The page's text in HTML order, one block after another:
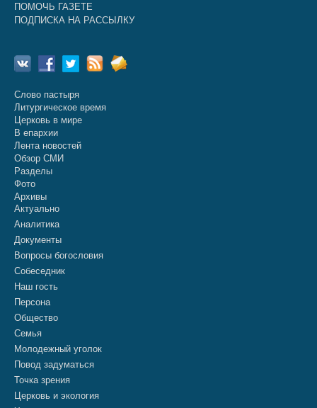
ПОМОЧЬ ГАЗЕТЕ
ПОДПИСКА НА РАССЫЛКУ
Слово пастыря
Литургическое время
Церковь в мире
В епархии
Лента новостей
Обзор СМИ
Разделы
Фото
Архивы
Актуально
Аналитика
Документы
Вопросы богословия
Собеседник
Наш гость
Персона
Общество
Семья
Молодежный уголок
Повод задуматься
Точка зрения
Церковь и экология